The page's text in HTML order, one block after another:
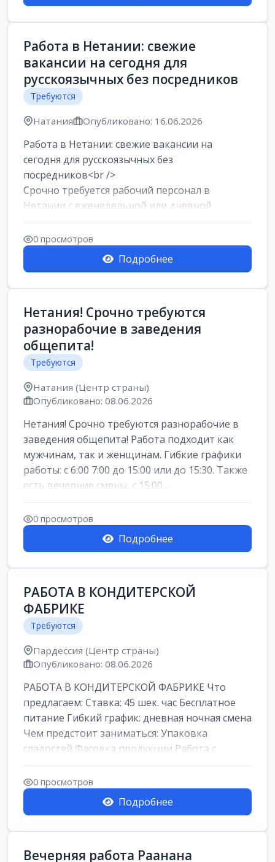
Работа в Нетании: свежие
вакансии на сегодня для
русскоязычных без посредников
Требуются
Натания Опубликовано: 16.06.2026
Работа в Нетании: свежие вакансии на
сегодня для русскоязычных без
посредников<br />
Срочно требуется рабочий персонал в
Нетании с еженедельной или дневной
оплатой<br />
Свежие вакансии в Нетании дл...
0 просмотров
Подробнее
Нетания! Срочно требуются
разнорабочие в заведения
общепита!
Требуются
Натания (Центр страны)
Опубликовано: 08.06.2026
Нетания! Срочно требуются разнорабочие в
заведения общепита! Работа подходит как
мужчинам, так и женщинам. Гибкие графики
работы: с 6:00 7:00 до 15:00 или до 15:30. Также
есть вечерние смены, с 15:00 ...
0 просмотров
Подробнее
РАБОТА В КОНДИТЕРСКОЙ
ФАБРИКЕ
Требуются
Пардессия (Центр страны)
Опубликовано: 08.06.2026
РАБОТА В КОНДИТЕРСКОЙ ФАБРИКЕ Что
предлагаем: Ставка: 45 шек. час Бесплатное
питание Гибкий график: дневная ночная смена
Чем предстоит заниматься: Упаковка
сладостей Фасовка продукции Работа с
кремами...
0 просмотров
Подробнее
Вечерняя работа Раанана